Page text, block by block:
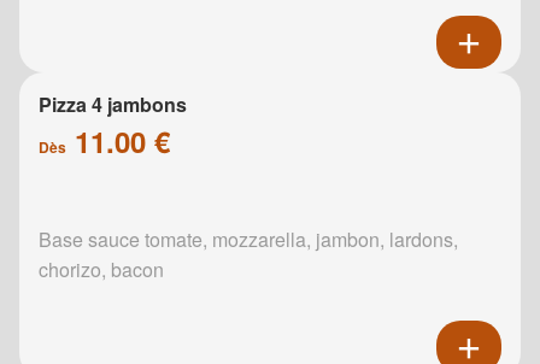
Pizza 4 jambons
Dès 11.00 €
Base sauce tomate, mozzarella, jambon, lardons,
chorizo, bacon